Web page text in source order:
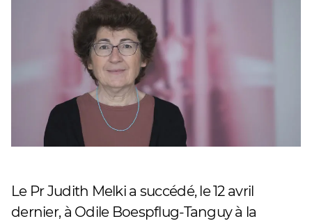
Le Pr Judith Melki a succédé, le 12 avril
dernier, à Odile Boespflug-Tanguy à la